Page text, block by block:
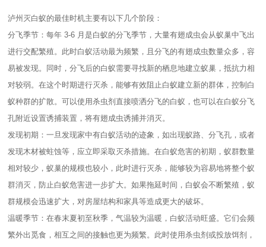
泸州灭白蚁的最佳时机主要有以下几个阶段：
分飞季节：每年 3-6 月是白蚁的分飞季节，大量有翅成虫会从蚁巢中飞出
进行交配繁殖。此时白蚁活动最为频繁，且分飞的有翅成虫数量众多，容
易被发现。同时，分飞后的白蚁需要寻找新的栖息地建立蚁巢，抵抗力相
对较弱。在这个时期进行灭杀，能够有效阻止白蚁建立新的群体，控制白
蚁种群的扩散。可以使用杀虫剂直接喷洒分飞的白蚁，也可以在白蚁分飞
孔附近设置诱捕装置，将有翅成虫诱捕并消灭。
发现初期：一旦发现家中有白蚁活动的迹象，如出现蚁路、分飞孔，或者
发现木材被蛀蚀等，应立即采取灭杀措施。在白蚁危害的初期，蚁群数量
相对较少，蚁巢的规模也较小，此时进行灭杀，能够较为容易地将整个蚁
群消灭，防止白蚁危害进一步扩大。如果拖延时间，白蚁会不断繁殖，蚁
群规模会迅速扩大，对房屋结构和家具等造成更大的破坏。
温暖季节：在春末夏初至秋季，气温较为温暖，白蚁活动旺盛。它们会频
繁外出觅食，相互之间的接触也更为频繁。此时使用杀虫剂或投放饵剂，